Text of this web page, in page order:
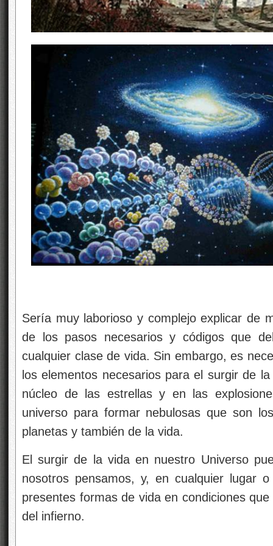
Sería muy laborioso y complejo explicar de
de los pasos necesarios y códigos que
cualquier clase de vida. Sin embargo, es
los elementos necesarios para el surgir de
núcleo de las estrellas y en las
universo para formar nebulosas que son
planetas y también de la vida.
El surgir de la vida en nuestro Universo
nosotros pensamos, y, en cualquier lugar
presentes formas de vida en condiciones
del infierno.